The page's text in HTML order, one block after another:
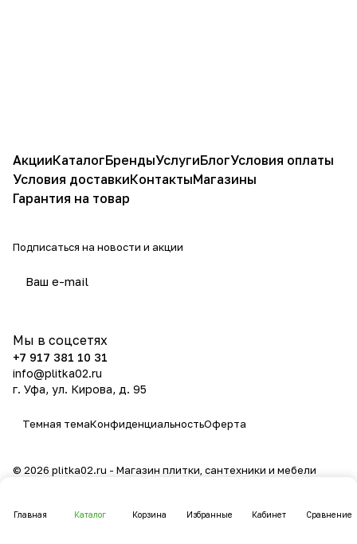
Главная Каталог Корзина Избранные Кабинет Сравнение
АкцииКаталогБрендыУслугиБлогУсловия оплаты
Условия доставкиКонтактыМагазины
Гарантия на товар
Подписаться на новости и акции
Мы в соцсетях
+7 917 381 10 31
info@plitka02.ru
г. Уфа, ул. Кирова, д. 95
Темная темаКонфиденциальностьОферта
© 2026 plitka02.ru - Магазин плитки, сантехники и мебели